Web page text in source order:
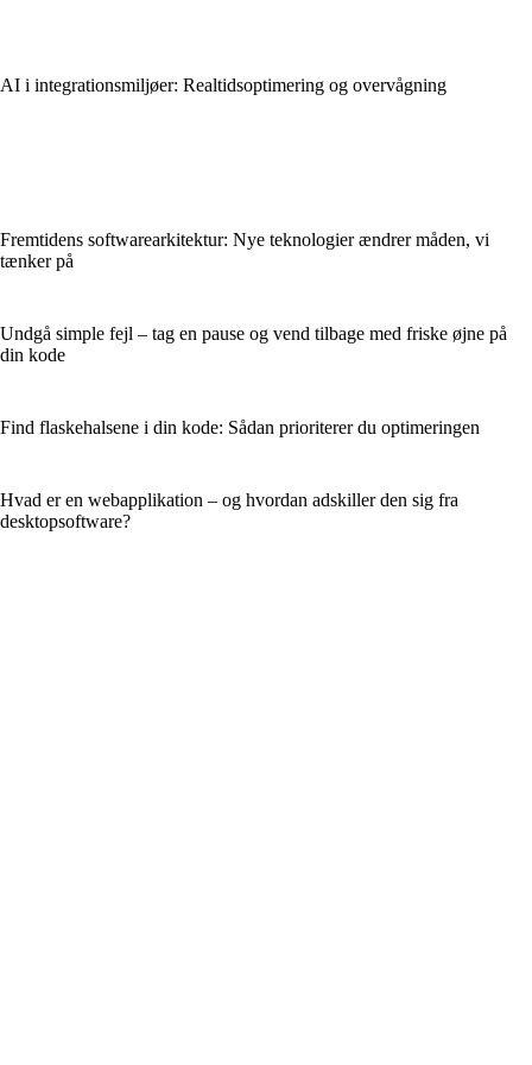
AI i integrationsmiljøer: Realtidsoptimering og overvågning
Fremtidens softwarearkitektur: Nye teknologier ændrer måden, vi
tænker på
Undgå simple fejl – tag en pause og vend tilbage med friske øjne på
din kode
Find flaskehalsene i din kode: Sådan prioriterer du optimeringen
Hvad er en webapplikation – og hvordan adskiller den sig fra
desktopsoftware?